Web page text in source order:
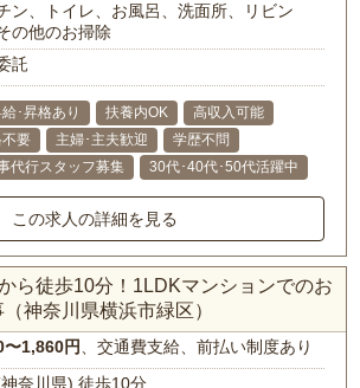
ン、トイレ、お風呂、洗面所、リビン
の他のお掃除
託
･昇格あり 扶養内OK
高収入可能
不要 主婦･主夫歓迎
学歴不問
代行スタッフ募集 30代･40代･50代活躍中
この求人の詳細を見る
ら徒歩10分！1LDKマンションでのお
神奈川県横浜市緑区）
1,860円、交通費支給、前払い制度あり
奈川県) 徒歩10分